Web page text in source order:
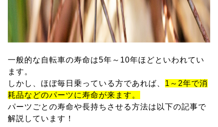
一般的な自転車の寿命は5年～10年ほどといわれてい
ます。
しかし、ほぼ毎日乗っている方であれば、 1～2年で消
耗品などのパーツに寿命が来ます。
パーツごとの寿命や長持ちさせる方法は以下の記事で
解説しています！